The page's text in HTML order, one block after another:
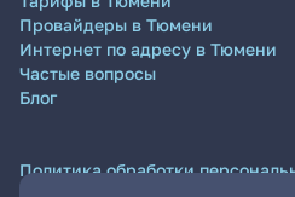
Провайдеры в Тюмени
Интернет по адресу в Тюмени
Частые вопросы
Блог
Политика обработки